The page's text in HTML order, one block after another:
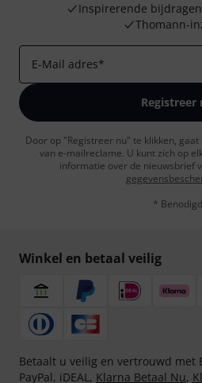
Inspirerende bijdragen
Thomann-
E-Mail adres*
Registreer
Door op "Registreer nu" te klikken,
van e-mailreclame. U kunt zich op
informatie over de nieuwsbrief
* Benodigd
Winkel en betaal veilig
Betaalt u veilig en vertrouwd met
PayPal, iDEAL, Klarna Betaal Nu,